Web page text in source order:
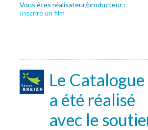
Vous êtes réalisateur/producteur :
Inscrire un film
Le
a été réalisé
avec le